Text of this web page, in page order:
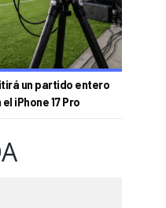
un partido entero
iPhone 17 Pro